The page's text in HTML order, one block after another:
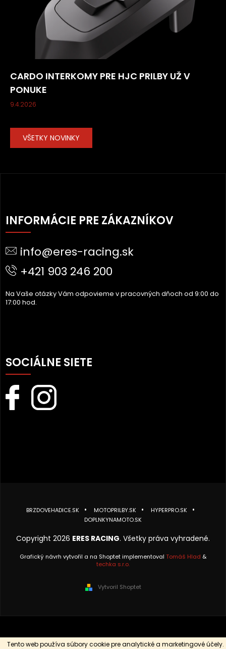
Tento web používa súbory cookie pre analytické a marketingové účely.
CARDO INTERKOMY PRE HJC PRILBY UŽ V
PONUKE
9.4.2026
VŠETKY NOVINKY
Á
P
T
INFORMÁCIE PRE ZÁKAZNÍKOV
info@eres-racing.sk
+421 903 246 200
Na Vaše otázky Vám odpovieme v pracovných dňoch od 9:00 do
17:00 hod.
SOCIÁLNE SIETE
BRZDOVEHADICE.SK MOTOPRILBY.SK
HYPERPRO.SK
DOPLNKYNAMOTO.SK
Copyright 2026 ERES RACING. Všetky práva vyhradené.
Grafický návrh vytvořil a na Shoptet implementoval Tomáš Hlad &
techka s.r.o.
Vytvoril Shoptet